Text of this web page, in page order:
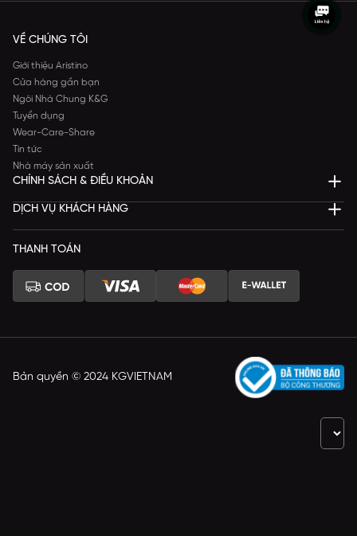
VỀ CHÚNG TÔI
Giới thiệu Aristino
Cửa hàng gần bạn
Ngôi Nhà Chung K&G
Tuyển dụng
Wear-Care-Share
Tin tức
Nhà máy sản xuất
CHÍNH SÁCH & ĐIỀU KHOẢN
DỊCH VỤ KHÁCH HÀNG
THANH TOÁN
Bản quyền © 2024 KGVIETNAM